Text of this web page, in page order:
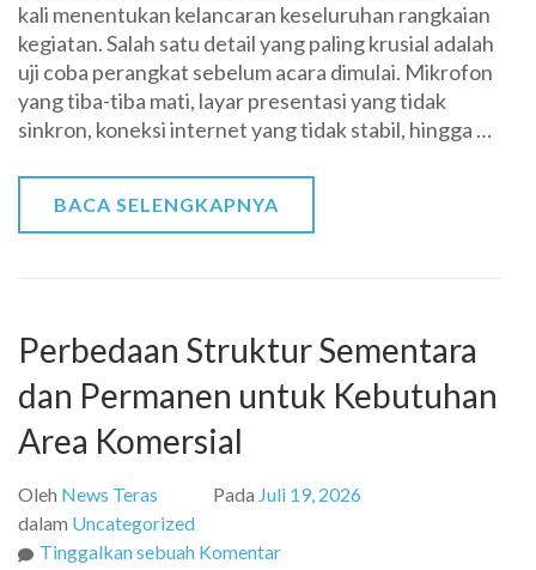
Coba
Perangkat
Sebelum
Acara
Sangat
kali menentukan kelancaran keseluruhan rangkaian
kegiatan. Salah satu detail yang paling krusial adalah
uji coba perangkat sebelum acara dimulai. Mikrofon
yang tiba-tiba mati, layar presentasi yang tidak
sinkron, koneksi internet yang tidak stabil, hingga …
BACA SELENGKAPNYA
Perbedaan Struktur Sementara
dan Permanen untuk Kebutuhan
Area Komersial
Oleh News Teras Pada Juli 19, 2026
dalam Uncategorized
Tinggalkan sebuah Komentarpada